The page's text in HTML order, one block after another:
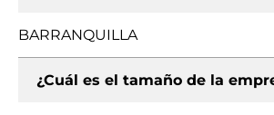
BARRANQUILLA
¿Cuál es el tamaño de la